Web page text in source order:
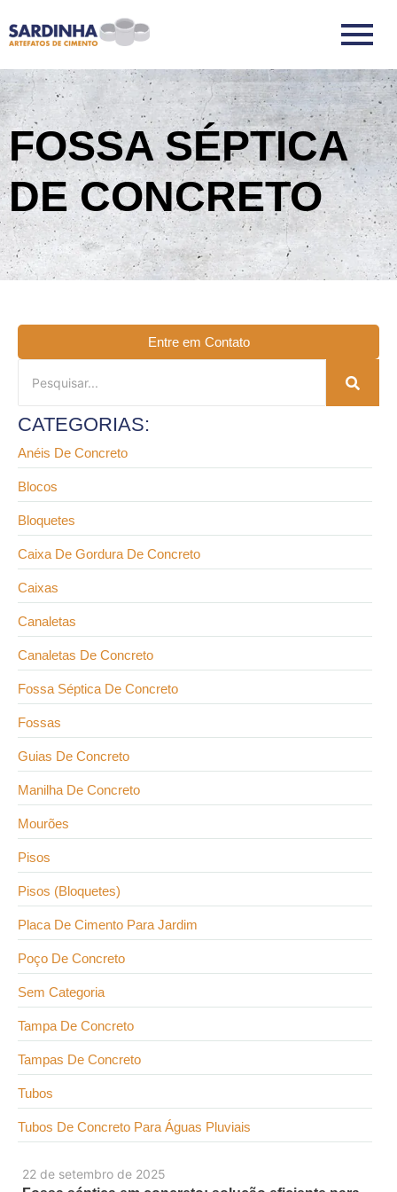
FOSSA SÉPTICA
DE CONCRETO
22 de setembro de 2025
Entre em Contato
CATEGORIAS:
Anéis De Concreto
Blocos
Bloquetes
Caixa De Gordura De Concreto
Caixas
Canaletas
Canaletas De Concreto
Fossa Séptica De Concreto
Fossas
Guias De Concreto
Manilha De Concreto
Mourões
Pisos
Pisos (Bloquetes)
Placa De Cimento Para Jardim
Poço De Concreto
Sem Categoria
Tampa De Concreto
Tampas De Concreto
Tubos
Tubos De Concreto Para Águas Pluviais